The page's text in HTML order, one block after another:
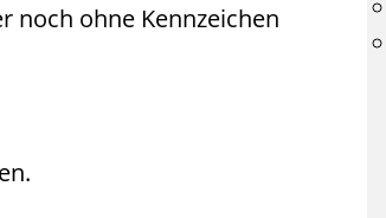
noch ohne Kennzeichen